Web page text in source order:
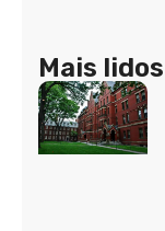
Mais lidos